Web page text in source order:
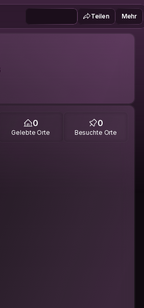
Teilen Mehr
0
Gelebte Orte
0
Besuchte Orte